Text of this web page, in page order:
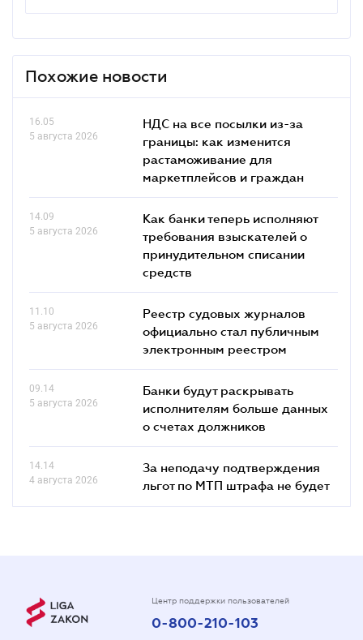
Похожие новости
16.05
5 августа 2026
НДС на все посылки из-за
границы: как изменится
растаможивание для
маркетплейсов и граждан
14.09
5 августа 2026
Как банки теперь исполняют
требования взыскателей о
принудительном списании
средств
11.10
5 августа 2026
Реестр судовых журналов
официально стал публичным
электронным реестром
09.14
5 августа 2026
Банки будут раскрывать
исполнителям больше данных
о счетах должников
14.14
4 августа 2026
За неподачу подтверждения
льгот по МТП штрафа не будет
Центр поддержки пользователей
0-800-210-103